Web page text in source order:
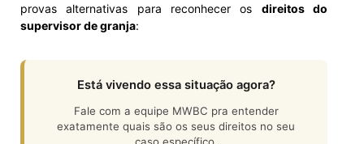
provas alternativas para reconhecer os direitos do
supervisor de granja:
Está vivendo essa situação agora?
Fale com a equipe MWBC pra entender
exatamente quais são os seus direitos no seu
caso específico.